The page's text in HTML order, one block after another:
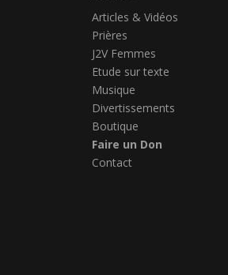
Articles & Vidéos
Prières
J2V Femmes
Etude sur texte
Musique
Divertissements
Boutique
Faire un Don
Contact